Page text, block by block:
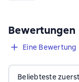
Bewertungen
Eine
Beliebteste zuerst